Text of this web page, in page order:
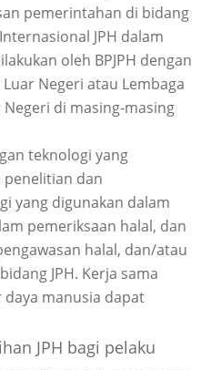
pemerintahan di bidang
JPH dalam
oleh BPJPH dengan
Negeri atau Lembaga
di masing-masing
teknologi yang
dan
yang digunakan dalam
pemeriksaan halal, dan
halal, dan/atau
JPH. Kerja sama
manusia dapat
JPH bagi pelaku